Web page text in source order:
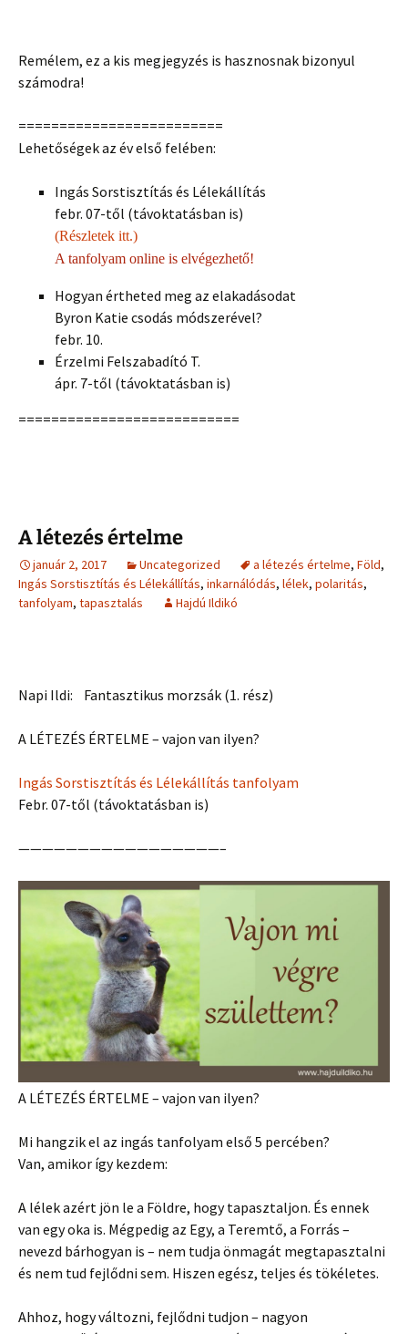
Remélem, ez a kis megjegyzés is hasznosnak bizonyul
számodra!
=========================
Lehetőségek az év első felében:
Ingás Sorstisztítás és Lélekállítás
febr. 07-től (távoktatásban is)
(Részletek itt.)
A tanfolyam online is elvégezhető!
Hogyan értheted meg az elakadásodat
Byron Katie csodás módszerével?
febr. 10.
Érzelmi Felszabadító T.
ápr. 7-től (távoktatásban is)
===========================
A létezés értelme
január 2, 2017 Uncategorized a létezés értelme, Föld,
Ingás Sorstisztítás és Lélekállítás, inkarnálódás, lélek, polaritás,
tanfolyam, tapasztalás Hajdú Ildikó
Napi Ildi: Fantasztikus morzsák (1. rész)
A LÉTEZÉS ÉRTELME – vajon van ilyen?
Ingás Sorstisztítás és Lélekállítás tanfolyam
Febr. 07-től (távoktatásban is)
—————————————————–
A LÉTEZÉS ÉRTELME – vajon van ilyen?
Mi hangzik el az ingás tanfolyam első 5 percében?
Van, amikor így kezdem:
A lélek azért jön le a Földre, hogy tapasztaljon. És ennek
van egy oka is. Mégpedig az Egy, a Teremtő, a Forrás –
nevezd bárhogyan is – nem tudja önmagát megtapasztalni
és nem tud fejlődni sem. Hiszen egész, teljes és tökéletes.
Ahhoz, hogy változni, fejlődni tudjon – nagyon